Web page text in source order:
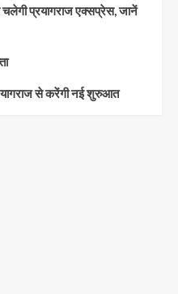
प्रयागराज एक्सप्रेस, जानें
से करेंगी नई शुरुआत